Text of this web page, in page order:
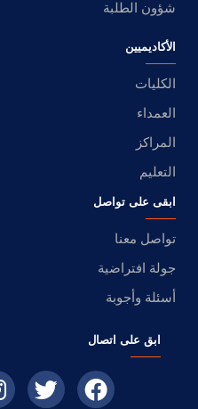
شؤون الطلبة
الأكاديميين
الكليات
العمداء
المراكز
التعليم
ابقى على تواصل
تواصل معنا
جولة افتراضية
أسئلة وأجوبة
ابق على اتصال